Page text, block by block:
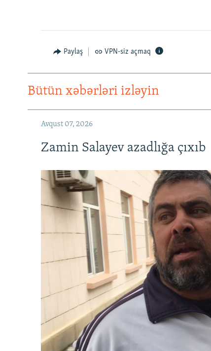
Paylaş VPN-siz açmaq
Bütün xəbərləri izləyin
Avqust 07, 2026
Zamin Salayev azadlığa çıxıb